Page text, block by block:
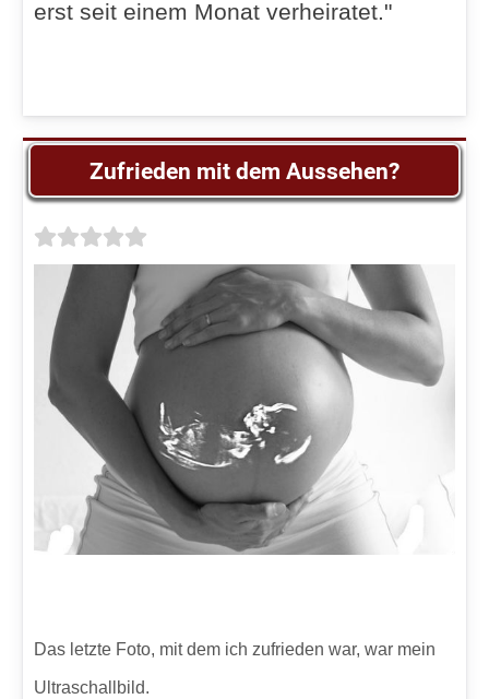
erst seit einem Monat verheiratet."
Zufrieden mit dem Aussehen?
Das letzte Foto, mit dem ich zufrieden war, war mein
Ultraschallbild.